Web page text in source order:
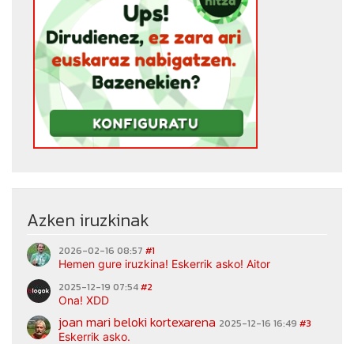
Azken iruzkinak
2026-02-16 08:57 #1
Hemen gure iruzkina! Eskerrik asko! Aitor
2025-12-19 07:54#2
Ona! XDD
joan mari beloki kortexarena 2025-12-16 16:49 #3
Eskerrik asko.